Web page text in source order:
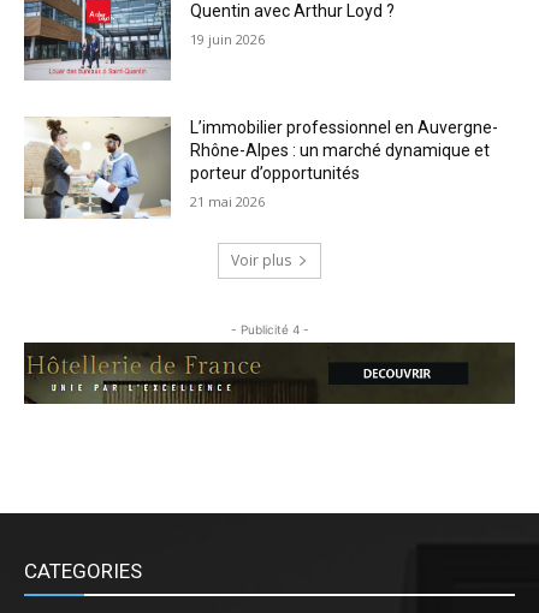
Quentin avec Arthur Loyd ?
19 juin 2026
L’immobilier professionnel en Auvergne-
Rhône-Alpes : un marché dynamique et
porteur d’opportunités
21 mai 2026
Voir plus
- Publicité 4 -
CATEGORIES